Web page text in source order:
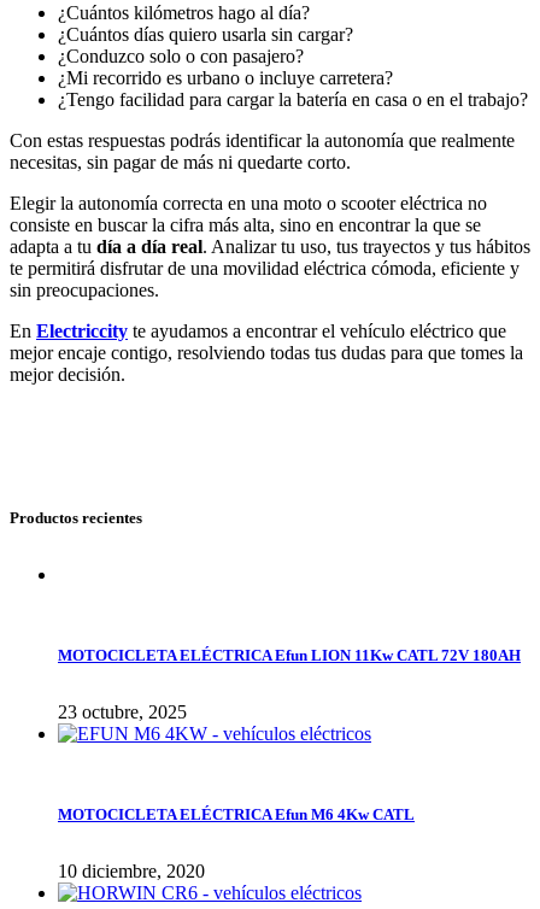
¿Cuántos kilómetros hago al día?
¿Cuántos días quiero usarla sin cargar?
¿Conduzco solo o con pasajero?
¿Mi recorrido es urbano o incluye carretera?
¿Tengo facilidad para cargar la batería en casa o en el trabajo?
Con estas respuestas podrás identificar la autonomía que realmente
necesitas, sin pagar de más ni quedarte corto.
Elegir la autonomía correcta en una moto o scooter eléctrica no
consiste en buscar la cifra más alta, sino en encontrar la que se
adapta a tu día a día real. Analizar tu uso, tus trayectos y tus hábitos
te permitirá disfrutar de una movilidad eléctrica cómoda, eficiente y
sin preocupaciones.
En Electriccity te ayudamos a encontrar el vehículo eléctrico que
mejor encaje contigo, resolviendo todas tus dudas para que tomes la
mejor decisión.
Productos recientes
MOTOCICLETA ELÉCTRICA Efun LION 11Kw CATL 72V 180AH
23 octubre, 2025
MOTOCICLETA ELÉCTRICA Efun M6 4Kw CATL
10 diciembre, 2020